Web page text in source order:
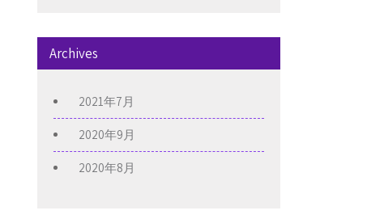
Archives
2021年7月
2020年9月
2020年8月